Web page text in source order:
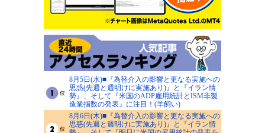
8月5日(水)■『為替介入の影響と更なる実施への
思惑(先週と週明けに実施あり)』と『イラン情
勢』、そして『米国のADP雇用統計とISM非製
造業指数の発表』に注目！(羊飼い)
8月6日(木)■『為替介入の影響と更なる実施への
思惑(先週と週明けに実施あり)』と『イラン情